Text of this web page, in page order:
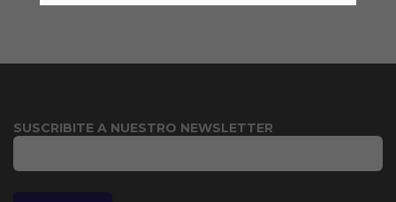
SUSCRIBITE A NUESTRO NEWSLETTER